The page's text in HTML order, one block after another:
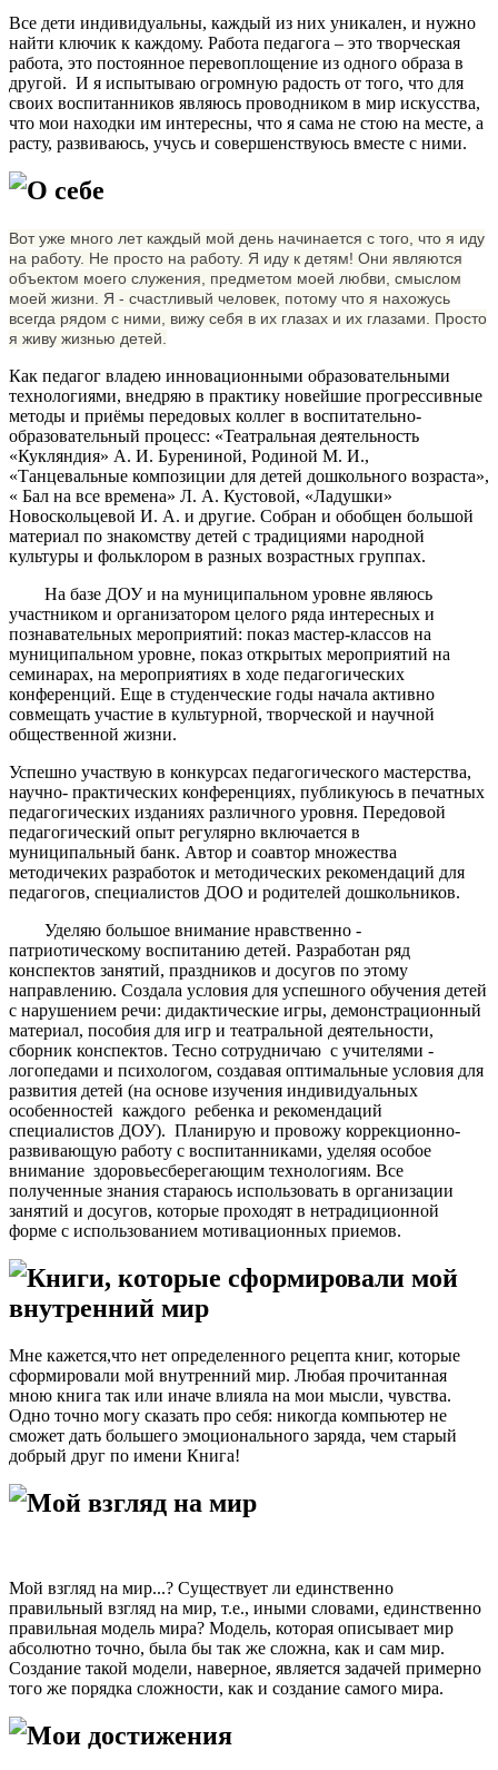
Все дети индивидуальны, каждый из них уникален, и нужно
найти ключик к каждому. Работа педагога – это творческая
работа, это постоянное перевоплощение из одного образа в
другой. И я испытываю огромную радость от того, что для
своих воспитанников являюсь проводником в мир искусства,
что мои находки им интересны, что я сама не стою на месте, а
расту, развиваюсь, учусь и совершенствуюсь вместе с ними.
О себе
Вот уже много лет каждый мой день начинается с того, что я иду
на работу. Не просто на работу. Я иду к детям! Они являются
объектом моего служения, предметом моей любви, смыслом
моей жизни. Я - счастливый человек, потому что я нахожусь
всегда рядом с ними, вижу себя в их глазах и их глазами. Просто
я живу жизнью детей.
Как педагог владею инновационными образовательными
технологиями, внедряю в практику новейшие прогрессивные
методы и приёмы передовых коллег в воспитательно-
образовательный процесс: «Театральная деятельность
«Кукляндия» А. И. Бурениной, Родиной М. И.,
«Танцевальные композиции для детей дошкольного возраста»,
« Бал на все времена» Л. А. Кустовой, «Ладушки»
Новоскольцевой И. А. и другие. Собран и обобщен большой
материал по знакомству детей с традициями народной
культуры и фольклором в разных возрастных группах.
На базе ДОУ и на муниципальном уровне являюсь
участником и организатором целого ряда интересных и
познавательных мероприятий: показ мастер-классов на
муниципальном уровне, показ открытых мероприятий на
семинарах, на мероприятиях в ходе педагогических
конференций. Еще в студенческие годы начала активно
совмещать участие в культурной, творческой и научной
общественной жизни.
Успешно участвую в конкурсах педагогического мастерства,
научно- практических конференциях, публикуюсь в печатных
педагогических изданиях различного уровня. Передовой
педагогический опыт регулярно включается в
муниципальный банк. Автор и соавтор множества
методичеких разработок и методических рекомендаций для
педагогов, специалистов ДОО и родителей дошкольников.
Уделяю большое внимание нравственно -
патриотическому воспитанию детей. Разработан ряд
конспектов занятий, праздников и досугов по этому
направлению. Создала условия для успешного обучения детей
с нарушением речи: дидактические игры, демонстрационный
материал, пособия для игр и театральной деятельности,
сборник конспектов. Тесно сотрудничаю с учителями -
логопедами и психологом, создавая оптимальные условия для
развития детей (на основе изучения индивидуальных
особенностей каждого ребенка и рекомендаций
специалистов ДОУ). Планирую и провожу коррекционно-
развивающую работу с воспитанниками, уделяя особое
внимание здоровьесберегающим технологиям. Все
полученные знания стараюсь использовать в организации
занятий и досугов, которые проходят в нетрадиционной
форме с использованием мотивационных приемов.
Книги, которые сформировали мой
внутренний мир
Мне кажется,что нет определенного рецепта книг, которые
сформировали мой внутренний мир. Любая прочитанная
мною книга так или иначе влияла на мои мысли, чувства.
Одно точно могу сказать про себя: никогда компьютер не
сможет дать большего эмоционального заряда, чем старый
добрый друг по имени Книга!
Мой взгляд на мир
Мой взгляд на мир...? Существует ли единственно
правильный взгляд на мир, т.е., иными словами, единственно
правильная модель мира? Модель, которая описывает мир
абсолютно точно, была бы так же сложна, как и сам мир.
Создание такой модели, наверное, является задачей примерно
того же порядка сложности, как и создание самого мира.
Мои достижения